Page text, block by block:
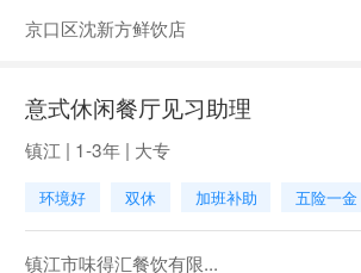
京口区沈新方鲜饮店
意式休闲餐厅见习助理
镇江 | 1-3年 | 大专
环境好 双休 加班补助 五险一金
镇江市味得汇餐饮有限...